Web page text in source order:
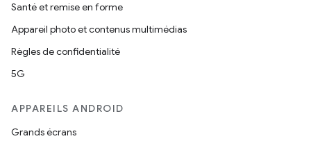
Santé et remise en forme
Appareil photo et contenus multimédias
Règles de confidentialité
5G
APPAREILS ANDROID
Grands écrans